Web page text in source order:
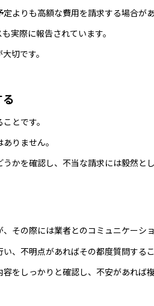
よりも高額な費用を請求する場合があ
実際に報告されています。
切です。
とです。
りません。
かを確認し、不当な請求には毅然と
その際には業者とのコミュニケーシ
、不明点があればその都度質問するこ
をしっかりと確認し、不安があれば